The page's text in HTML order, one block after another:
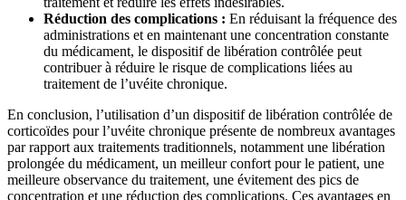
Réduction des complications : En réduisant la fréquence des
administrations et en maintenant une concentration constante
du médicament, le dispositif de libération contrôlée peut
contribuer à réduire le risque de complications liées au
traitement de l’uvéite chronique.
En conclusion, l’utilisation d’un dispositif de libération contrôlée de
corticoïdes pour l’uvéite chronique présente de nombreux avantages
par rapport aux traitements traditionnels, notamment une libération
prolongée du médicament, un meilleur confort pour le patient, une
meilleure observance du traitement, une évitement des pics de
concentration et une réduction des complications. Ces avantages en